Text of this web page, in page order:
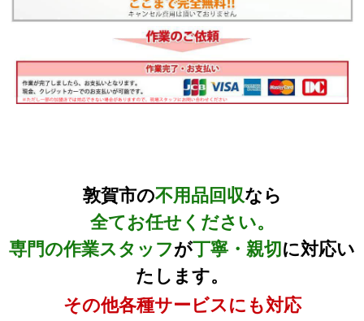
敦賀市の不用品回収なら
全てお任せください。
専門の作業スタッフが丁寧・親切 に対応い
たします。
その他各種サービスにも対応